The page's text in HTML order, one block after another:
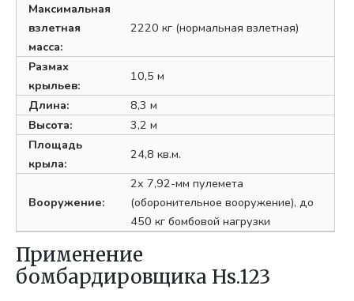
Максимальная
взлетная
масса:
2220 кг (нормальная взлетная)
Размах
крыльев:
10,5 м
Длина:
8,3 м
Высота:
3,2 м
Площадь
крыла:
24,8 кв.м.
Вооружение:
2х 7,92-мм пулемета
(оборонительное вооружение), до
450 кг бомбовой нагрузки
Применение
бомбардировщика Hs.123